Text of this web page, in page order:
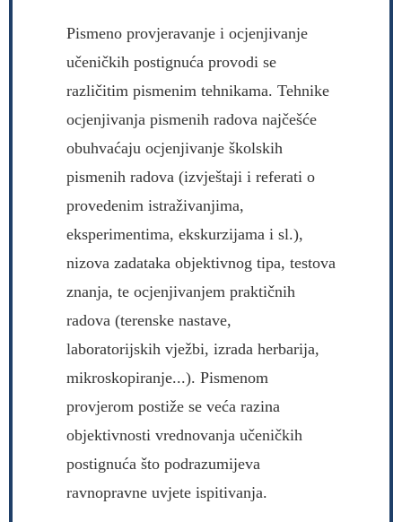
Pismeno provjeravanje i ocjenjivanje
učeničkih postignuća provodi se
različitim pismenim tehnikama. Tehnike
ocjenjivanja pismenih radova najčešće
obuhvaćaju ocjenjivanje školskih
pismenih radova (izvještaji i referati o
provedenim istraživanjima,
eksperimentima, ekskurzijama i sl.),
nizova zadataka objektivnog tipa, testova
znanja, te ocjenjivanjem praktičnih
radova (terenske nastave,
laboratorijskih vježbi, izrada herbarija,
mikroskopiranje...). Pismenom
provjerom postiže se veća razina
objektivnosti vrednovanja učeničkih
postignuća što podrazumijeva
ravnopravne uvjete ispitivanja.